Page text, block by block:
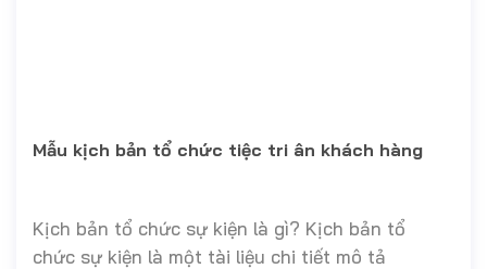
Mẫu kịch bản tổ chức tiệc tri ân khách hàng
Kịch bản tổ chức sự kiện là gì? Kịch bản tổ
chức sự kiện là một tài liệu chi tiết mô tả